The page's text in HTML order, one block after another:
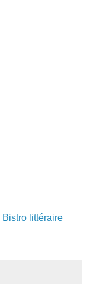
Bistro littéraire